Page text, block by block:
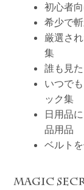
初心者
希少で
厳選さ
集
誰も見
いつで
ック集
日用品
品用品
ベルト
MAGIC